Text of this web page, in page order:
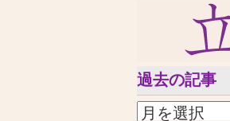
過去の記事